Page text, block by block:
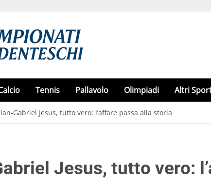
Tennis Pallavolo Olimpiadi Altri
Gabriel Jesus, tutto vero: l’affare passa alla storia
Jesus, tutto vero: